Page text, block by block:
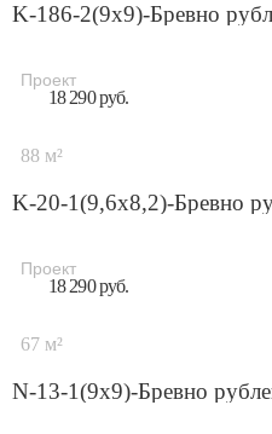
K-186-2(9х9)-Бревно
Проект
18 290 руб.
88 м²
K-20-1(9,6х8,2)-Бревно
Проект
18 290 руб.
67 м²
N-13-1(9х9)-Бревно